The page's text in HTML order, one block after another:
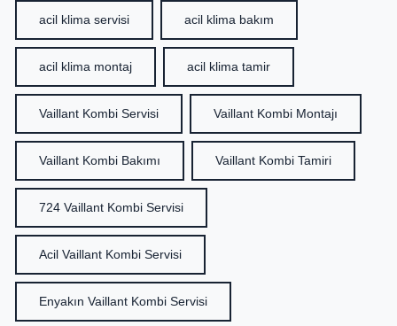
acil klima servisi acil klima bakım
acil klima montaj acil klima tamir
Vaillant Kombi Servisi Vaillant Kombi Montajı
Vaillant Kombi Bakımı Vaillant Kombi Tamiri
724 Vaillant Kombi Servisi
Acil Vaillant Kombi Servisi
Enyakın Vaillant Kombi Servisi